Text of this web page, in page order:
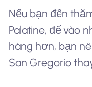
Nếu bạn đến
Palatine, để vào
hàng hơn, bạn
San Gregorio